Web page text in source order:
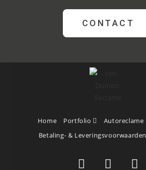
CONTACT
Home Portfolio Autoreclame
Betaling- & Leveringsvoorwaarden